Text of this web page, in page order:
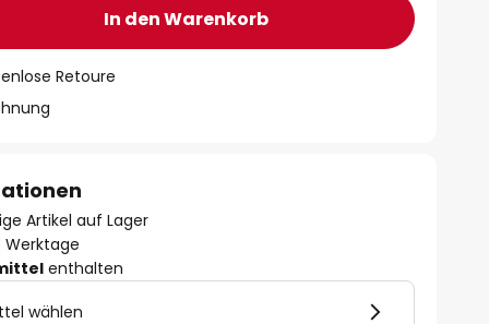
In den Warenkorb
Retoure
Artikel auf Lager
Werktage
enthalten
wählen